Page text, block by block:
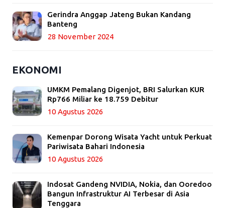
Gerindra Anggap Jateng Bukan Kandang
Banteng
28 November 2024
EKONOMI
UMKM Pemalang Digenjot, BRI Salurkan KUR
Rp766 Miliar ke 18.759 Debitur
10 Agustus 2026
Kemenpar Dorong Wisata Yacht untuk Perkuat
Pariwisata Bahari Indonesia
10 Agustus 2026
Indosat Gandeng NVIDIA, Nokia, dan Ooredoo
Bangun Infrastruktur AI Terbesar di Asia
Tenggara